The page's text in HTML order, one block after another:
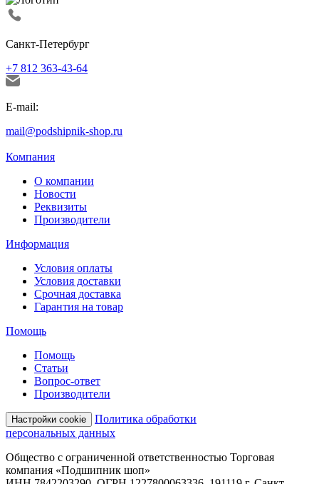
Санкт-Петербург
+7 812 363-43-64
E-mail:
mail@podshipnik-shop.ru
Компания
О компании
Новости
Реквизиты
Производители
Информация
Условия оплаты
Условия доставки
Срочная доставка
Гарантия на товар
Помощь
Помощь
Статьи
Вопрос-ответ
Производители
Настройки cookie
Политика обработки
персональных данных
Общество с ограниченной ответственностью Торговая
компания «Подшипник шоп»